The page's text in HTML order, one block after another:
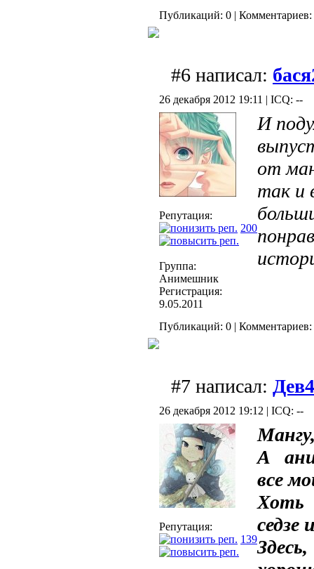
Публикаций: 0 | Комментариев:
#6 написал:
26 декабря 2012 19:11 | ICQ: --
Репутация:
200
Группа:
Анимешник
Регистрация:
9.05.2011
И
от
так и
Публикаций: 0 | Комментариев:
#7 написал:
26 декабря 2012 19:12 | ICQ: --
Репутация:
139
А
все
Хоть
седзе